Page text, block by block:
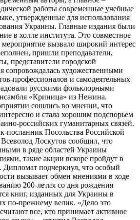
работы современные учебные
утвержденные для использования
Украины. Главные издания были
в холле института. Это совместное
мероприятие вызвало широкий интерес
пришли преподаватели,
представители городской
сопровождалась художественными
профессионалов и самодеятельных
русскими фольклорными
«Криница» из Нежина.
сошлись во мнении, что
и стала хорошим подспорьем
российских гуманитарных связей.
посланник Посольства Российской
Лоскутов сообщил, что
в ряде областей Украины
такие акции вскоре пройдут в
подчеркнул, что особый
вызывает обмен мнениями в ходе
200-летия со дня рождения
книг, изданных для Украины в
по-прежнему велик. «Дело это
все, кто принимает активное